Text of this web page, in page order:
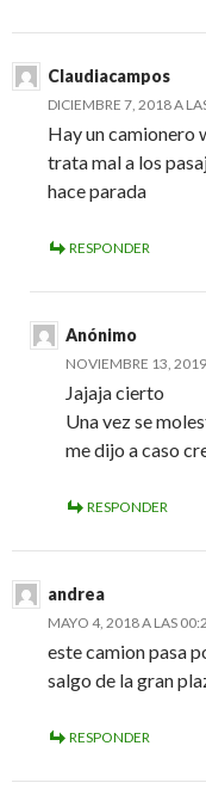
Claudiacampos
DICIEMBRE 7, 2018 A
Hay un camionero
trata mal a los
hace parada
RESPONDER
Anónimo
NOVIEMBRE 13,
Jajaja cierto
Una vez se
me dijo a caso
RESPONDER
andrea
MAYO 4, 2018 A LAS
este camion pasa
salgo de la gran
RESPONDER